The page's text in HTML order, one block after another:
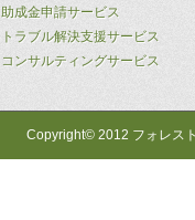
助成金申請サービス
トラブル解決支援サービス
コンサルティングサービス
Copyright© 2012 フォレス